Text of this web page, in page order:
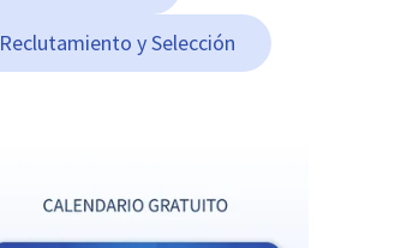
Reclutamiento y Selección